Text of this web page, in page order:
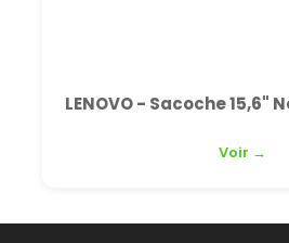
- Sacoche 15,6" Noire T210 - Neuf